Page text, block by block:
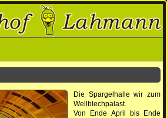
Die Spargelhalle wir zum
Wellblechpalast.
Von Ende April bis Ende